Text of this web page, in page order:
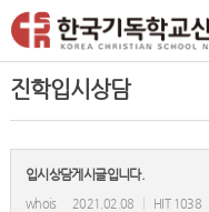
진학입시상담
입시상담게시글입니다.
whois 2021.02.08 HIT 1038